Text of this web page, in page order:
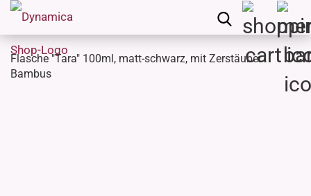
Flasche "Tara" 100ml, matt-schwarz, mit Zerstäuber
Bambus